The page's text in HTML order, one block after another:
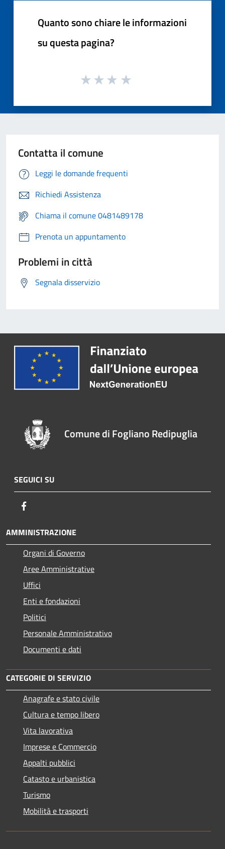
Quanto sono chiare le informazioni
su questa pagina?
Contatta il comune
Leggi le domande frequenti
Richiedi Assistenza
Chiama il comune 0481489178
Prenota un appuntamento
Problemi in città
Segnala disservizio
Comune di Fogliano Redipuglia
SEGUICI SU
AMMINISTRAZIONE
Organi di Governo
Aree Amministrative
Uffici
Enti e fondazioni
Politici
Personale Amministrativo
Documenti e dati
CATEGORIE DI SERVIZIO
Anagrafe e stato civile
Cultura e tempo libero
Vita lavorativa
Imprese e Commercio
Appalti pubblici
Catasto e urbanistica
Turismo
Mobilità e trasporti